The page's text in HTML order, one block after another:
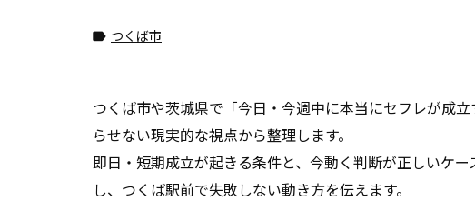
 つくば市
つくば市や茨城県で「今日・今週中に本当にセフレが成
らせない現実的な視点から整理します。
即日・短期成立が起きる条件と、今動く判断が正しいケ
し、つくば駅前で失敗しない動き方を伝えます。